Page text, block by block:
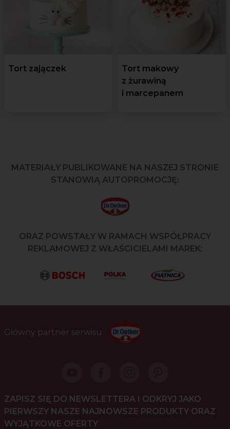
Tort zajączek
Tort makowy
z żurawiną
i marcepanem
MATERIAŁY PUBLIKOWANE NA NASZEJ STRONIE
STANOWIĄ AUTOPROMOCJĘ:
ORAZ POWSTAŁY W RAMACH WSPÓŁPRACY
REKLAMOWEJ Z WŁAŚCICIELAMI MAREK:
Główny partner serwisu
ZAPISZ SIĘ DO NEWSLETTERA I ODKRYJ JAKO
PIERWSZY NASZE NAJNOWSZE PRODUKTY ORAZ
WYJĄTKOWE OFERTY